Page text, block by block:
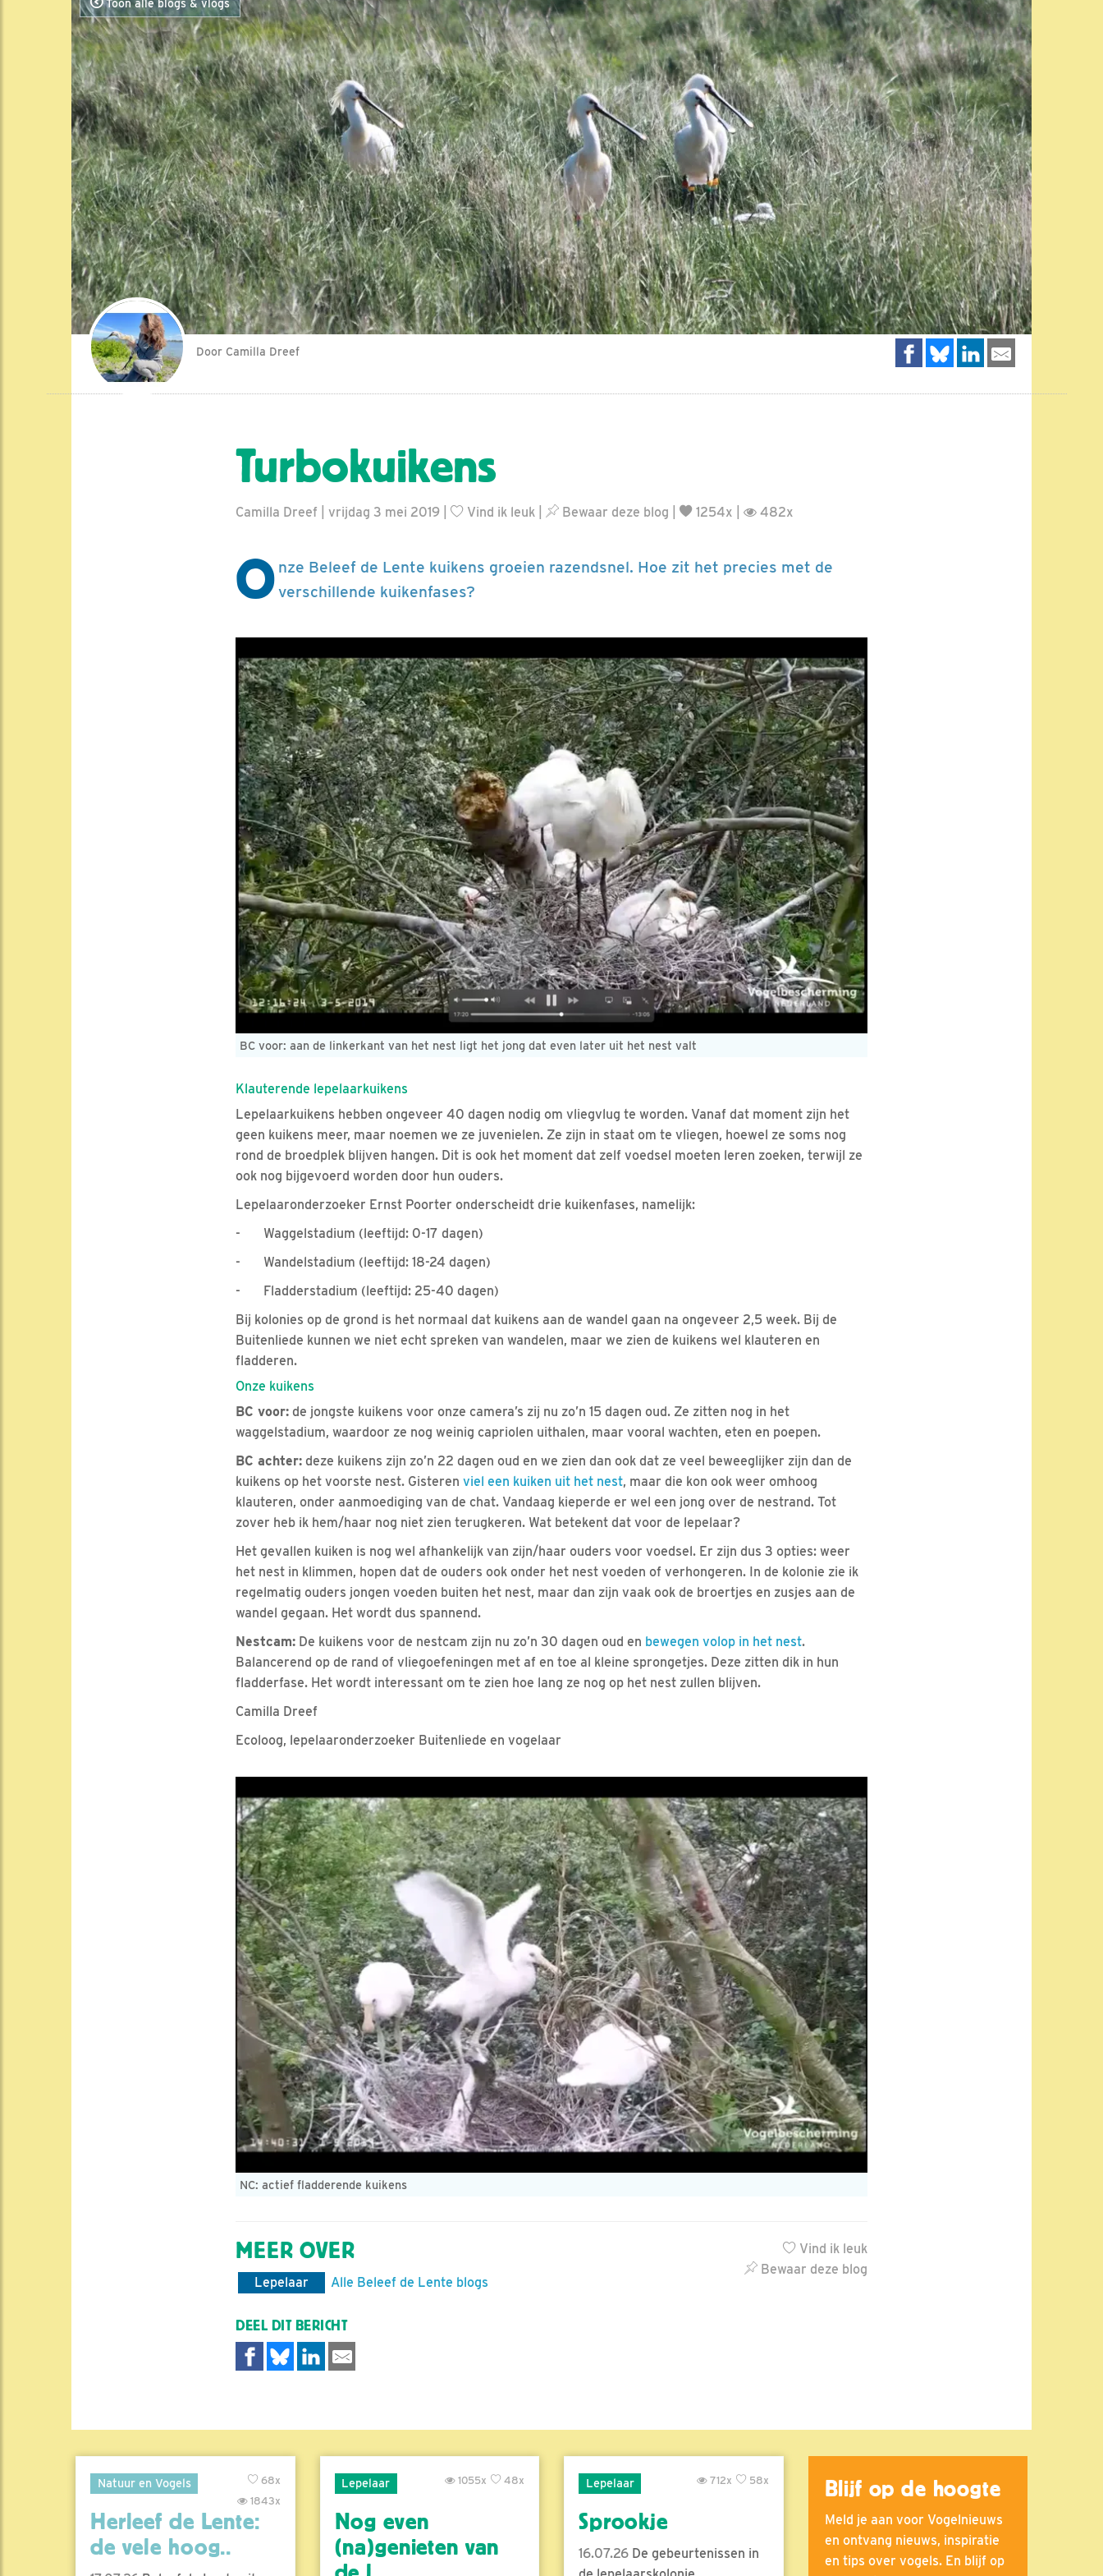
Toon alle blogs & vlogs
Door Camilla Dreef
Turbokuikens
Camilla Dreef | vrijdag 3 mei 2019 | Vind ik leuk Bewaar deze blog 1254x | 482x
O nze Beleef de Lente kuikens groeien razendsnel. Hoe zit het precies met de
verschillende kuikenfases?
BC voor: aan de linkerkant van het nest ligt het jong dat even later uit het nest valt
Klauterende lepelaarkuikens
Lepelaarkuikens hebben ongeveer 40 dagen nodig om vliegvlug te worden. Vanaf dat moment zijn het
geen kuikens meer, maar noemen we ze juvenielen. Ze zijn in staat om te vliegen, hoewel ze soms nog
rond de broedplek blijven hangen. Dit is ook het moment dat zelf voedsel moeten leren zoeken, terwijl ze
ook nog bijgevoerd worden door hun ouders.
Lepelaaronderzoeker Ernst Poorter onderscheidt drie kuikenfases, namelijk:
- Waggelstadium (leeftijd: 0-17 dagen)
- Wandelstadium (leeftijd: 18-24 dagen)
- Fladderstadium (leeftijd: 25-40 dagen)
Bij kolonies op de grond is het normaal dat kuikens aan de wandel gaan na ongeveer 2,5 week. Bij de
Buitenliede kunnen we niet echt spreken van wandelen, maar we zien de kuikens wel klauteren en
fladderen.
Onze kuikens
BC voor: de jongste kuikens voor onze camera’s zij nu zo’n 15 dagen oud. Ze zitten nog in het
waggelstadium, waardoor ze nog weinig capriolen uithalen, maar vooral wachten, eten en poepen.
BC achter: deze kuikens zijn zo’n 22 dagen oud en we zien dan ook dat ze veel beweeglijker zijn dan de
kuikens op het voorste nest. Gisteren viel een kuiken uit het nest, maar die kon ook weer omhoog
klauteren, onder aanmoediging van de chat. Vandaag kieperde er wel een jong over de nestrand. Tot
zover heb ik hem/haar nog niet zien terugkeren. Wat betekent dat voor de lepelaar?
Het gevallen kuiken is nog wel afhankelijk van zijn/haar ouders voor voedsel. Er zijn dus 3 opties: weer
het nest in klimmen, hopen dat de ouders ook onder het nest voeden of verhongeren. In de kolonie zie ik
regelmatig ouders jongen voeden buiten het nest, maar dan zijn vaak ook de broertjes en zusjes aan de
wandel gegaan. Het wordt dus spannend.
Nestcam: De kuikens voor de nestcam zijn nu zo’n 30 dagen oud en bewegen volop in het nest.
Balancerend op de rand of vliegoefeningen met af en toe al kleine sprongetjes. Deze zitten dik in hun
fladderfase. Het wordt interessant om te zien hoe lang ze nog op het nest zullen blijven.
Camilla Dreef
Ecoloog, lepelaaronderzoeker Buitenliede en vogelaar
NC: actief fladderende kuikens
Vind ik leuk
Bewaar deze blog
MEER OVER
Lepelaar Alle Beleef de Lente blogs
DEEL DIT BERICHT
Natuur en Vogels
68x
1843x
Herleef de Lente:
de vele hoog..
Lepelaar 48x
1055x
Nog even
(na)genieten van
Lepelaar 58x
712x
Sprookje
16.07.26 De gebeurtenissen in
Blijf op de hoogte
Meld je aan voor Vogelnieuws
en ontvang nieuws, inspiratie
en tips over vogels. En blijf op